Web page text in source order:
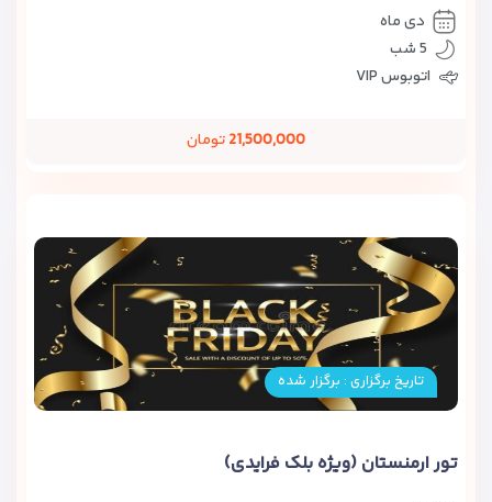
دی ماه
5 شب
اتوبوس VIP
21,500,000تومان
تاریخ برگزاری : برگزار شده
تور ارمنستان (ویژه بلک فرایدی)